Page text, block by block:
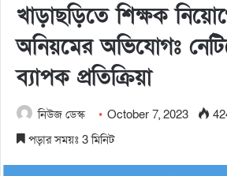
খাড়াছড়িতে শিক্ষক
অনিয়মের অভিযোগঃ
ব্যাপক প্রতিক্রিয়া
নিউজ ডেস্ক October 7, 2023
পড়ার সময়ঃ 3 মিনিট